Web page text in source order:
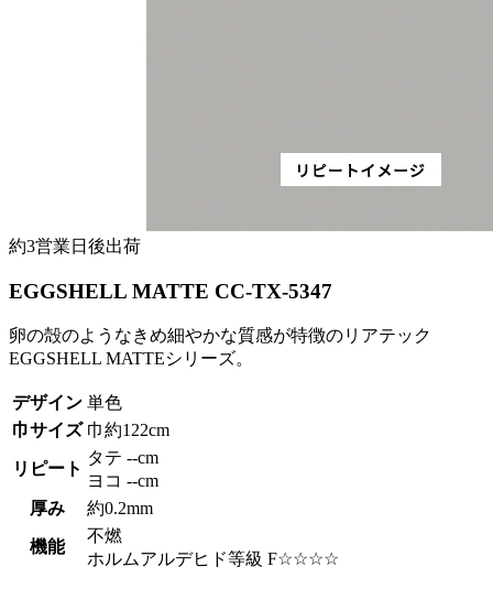
約3営業日後出荷
EGGSHELL MATTE CC-TX-5347
卵の殻のようなきめ細やかな質感が特徴のリアテック
EGGSHELL MATTEシリーズ。
デザイン 単色
巾サイズ 巾約122cm
リピート
タテ --cm
ヨコ --cm
厚み
約0.2mm
機能
不燃
ホルムアルデヒド等級 F☆☆☆☆